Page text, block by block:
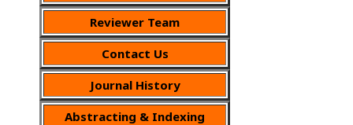
Reviewer Team
Contact Us
Journal History
Abstracting & Indexing